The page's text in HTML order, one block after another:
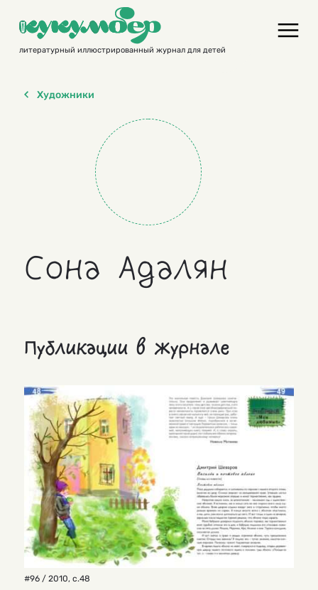
contentлитературный иллюстрированный журнал для детей
Художники
Сона Адалян
Публикации в журнале
#96 / 2010, с.48